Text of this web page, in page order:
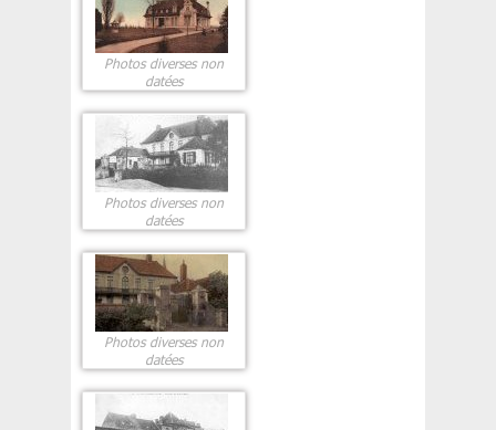
Photos diverses non
datées
Photos diverses non
datées
Photos diverses non
datées